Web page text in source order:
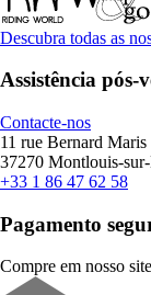
Descubra todas as
Assistência pós-
Contacte-nos
11 rue Bernard Maris
37270 Montlouis-
+33 1 86 47 62 58
Pagamento
Compre em nosso